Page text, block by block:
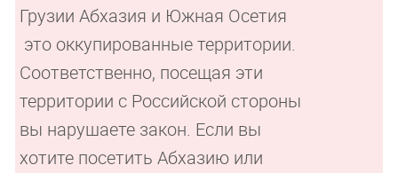
Грузии Абхазия и Южная Осетия
это оккупированные территории.
Соответственно, посещая эти
территории с Российской стороны
вы нарушаете закон. Если вы
хотите посетить Абхазию или